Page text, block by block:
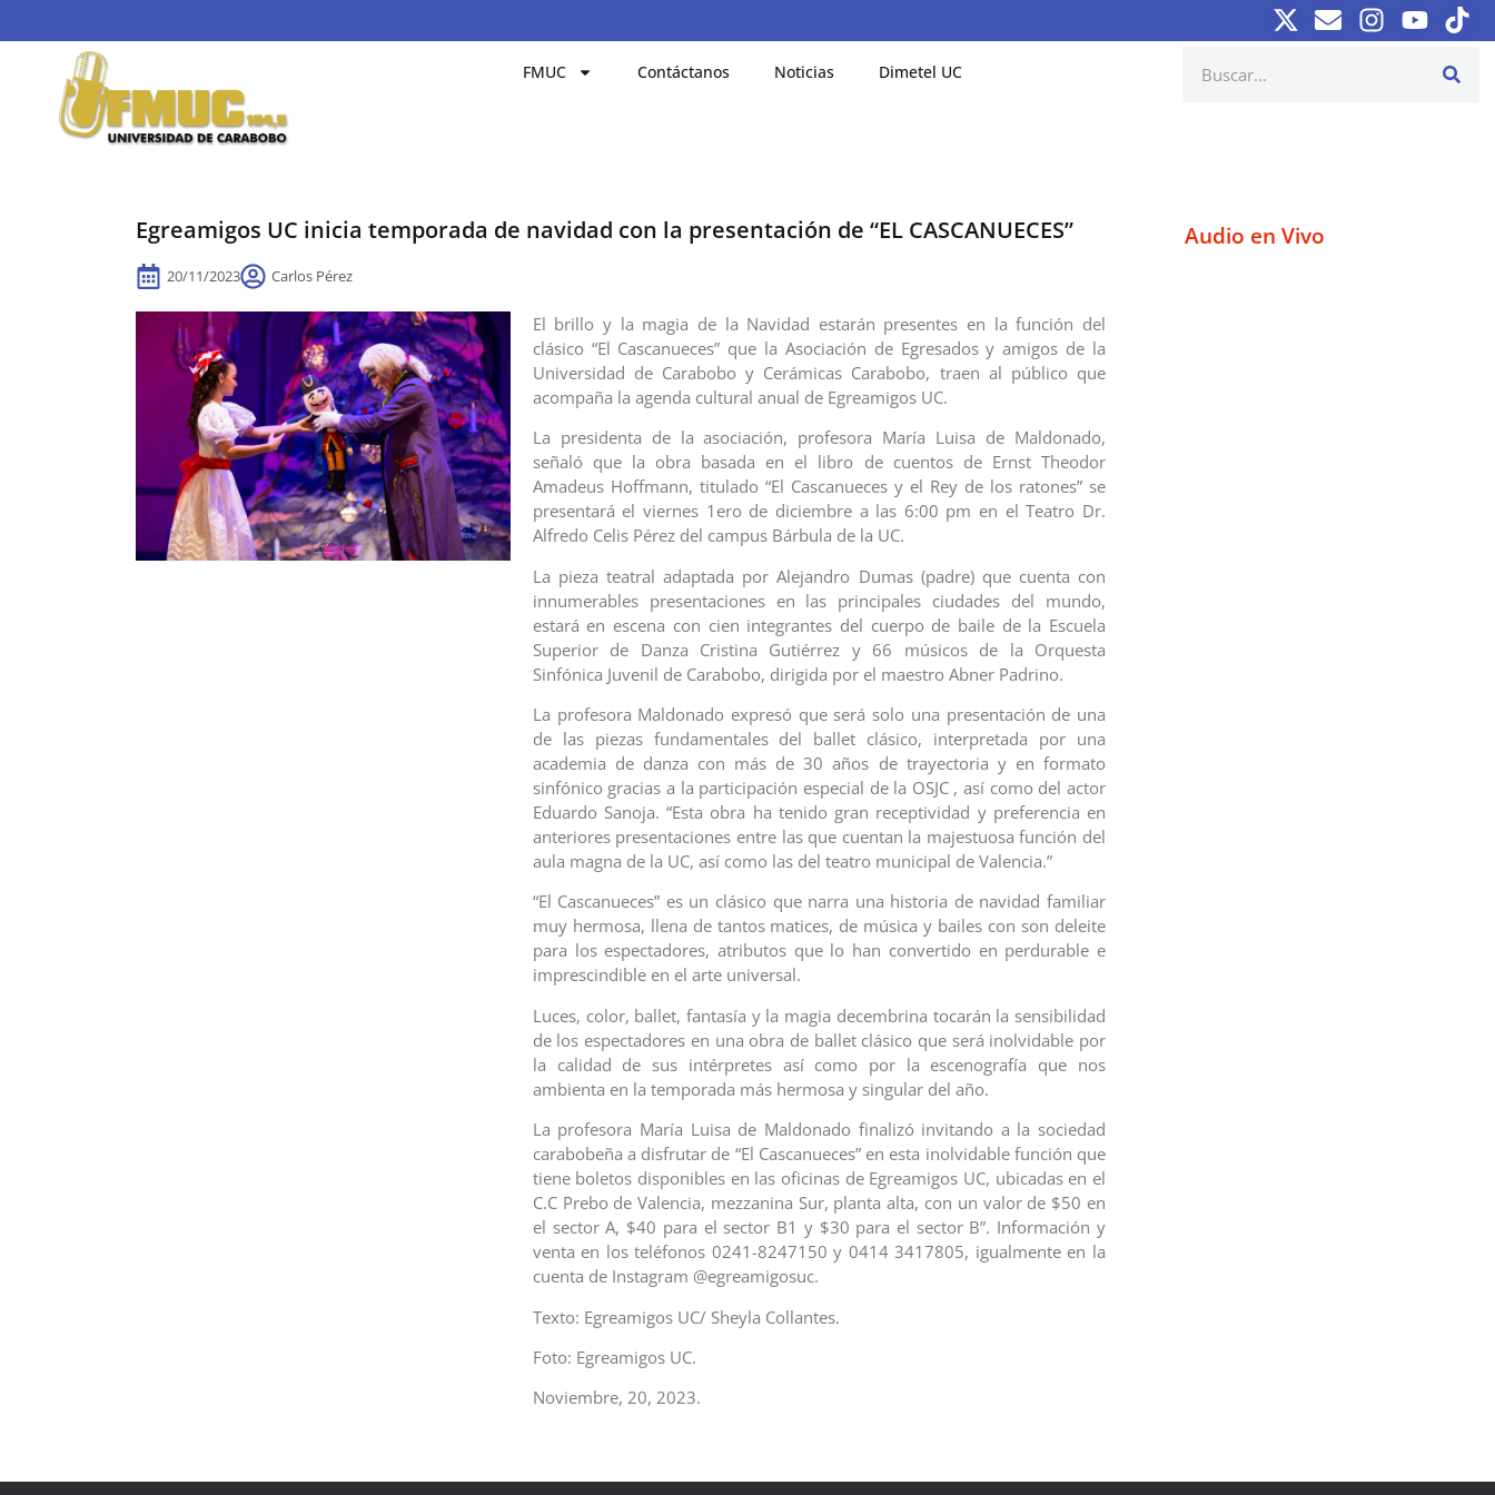
FMUC Contáctanos Noticias Dimetel UC
Egreamigos UC inicia temporada de navidad con la presentación de “EL CASCANUECES”
20/11/2023 Carlos Pérez
El brillo y la magia de la Navidad estarán presentes en la función del
clásico “El Cascanueces” que la Asociación de Egresados y amigos de la
Universidad de Carabobo y Cerámicas Carabobo, traen al público que
acompaña la agenda cultural anual de Egreamigos UC.
La presidenta de la asociación, profesora María Luisa de Maldonado,
señaló que la obra basada en el libro de cuentos de Ernst Theodor
Amadeus Hoffmann, titulado “El Cascanueces y el Rey de los ratones” se
presentará el viernes 1ero de diciembre a las 6:00 pm en el Teatro Dr.
Alfredo Celis Pérez del campus Bárbula de la UC.
La pieza teatral adaptada por Alejandro Dumas (padre) que cuenta con
innumerables presentaciones en las principales ciudades del mundo,
estará en escena con cien integrantes del cuerpo de baile de la Escuela
Superior de Danza Cristina Gutiérrez y 66 músicos de la Orquesta
Sinfónica Juvenil de Carabobo, dirigida por el maestro Abner Padrino.
La profesora Maldonado expresó que será solo una presentación de una
de las piezas fundamentales del ballet clásico, interpretada por una
academia de danza con más de 30 años de trayectoria y en formato
sinfónico gracias a la participación especial de la OSJC , así como del actor
Eduardo Sanoja. “Esta obra ha tenido gran receptividad y preferencia en
anteriores presentaciones entre las que cuentan la majestuosa función del
aula magna de la UC, así como las del teatro municipal de Valencia.”
“El Cascanueces” es un clásico que narra una historia de navidad familiar
muy hermosa, llena de tantos matices, de música y bailes con son deleite
para los espectadores, atributos que lo han convertido en perdurable e
imprescindible en el arte universal.
Luces, color, ballet, fantasía y la magia decembrina tocarán la sensibilidad
de los espectadores en una obra de ballet clásico que será inolvidable por
la calidad de sus intérpretes así como por la escenografía que nos
ambienta en la temporada más hermosa y singular del año.
La profesora María Luisa de Maldonado finalizó invitando a la sociedad
carabobeña a disfrutar de “El Cascanueces” en esta inolvidable función que
tiene boletos disponibles en las oficinas de Egreamigos UC, ubicadas en el
C.C Prebo de Valencia, mezzanina Sur, planta alta, con un valor de $50 en
el sector A, $40 para el sector B1 y $30 para el sector B”. Información y
venta en los teléfonos 0241-8247150 y 0414 3417805, igualmente en la
cuenta de Instagram @egreamigosuc.
Texto: Egreamigos UC/ Sheyla Collantes.
Foto: Egreamigos UC.
Noviembre, 20, 2023.
Audio en Vivo